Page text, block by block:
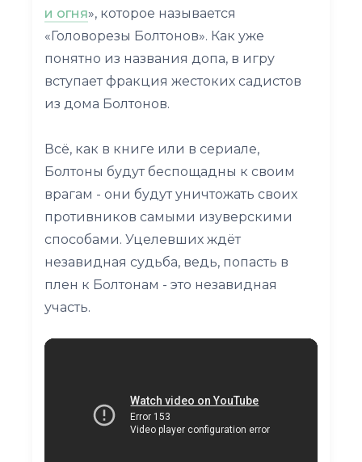
и огня», которое называется
«Головорезы Болтонов». Как уже
понятно из названия допа, в игру
вступает фракция жестоких садистов
из дома Болтонов.
Всё, как в книге или в сериале,
Болтоны будут беспощадны к своим
врагам - они будут уничтожать своих
противников самыми изуверскими
способами. Уцелевших ждёт
незавидная судьба, ведь, попасть в
плен к Болтонам - это незавидная
участь.